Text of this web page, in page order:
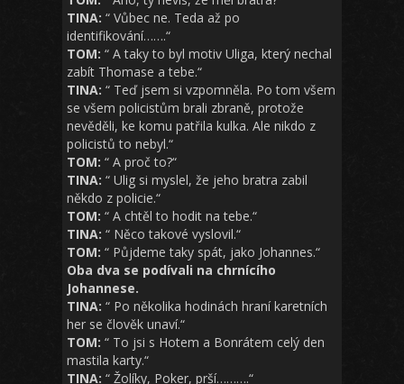
TINA: “ Vůbec ne. Teda až po
identifikování…….“
TOM: “ A taky to byl motiv Uliga, který nechal
zabít Thomase a tebe.“
TINA: “ Teď jsem si vzpomněla. Po tom všem
se všem policistům brali zbraně, protože
nevěděli, ke komu patřila kulka. Ale nikdo z
policistů to nebyl.“
TOM: “ A proč to?“
TINA: “ Ulig si myslel, že jeho bratra zabil
někdo z policie.“
TOM: “ A chtěl to hodit na tebe.“
TINA: “ Něco takové vyslovil.“
TOM: “ Půjdeme taky spát, jako Johannes.“
Oba dva se podívali na chrnícího
Johannese.
TINA: “ Po několika hodinách hraní karetních
her se člověk unaví.“
TOM: “ To jsi s Hotem a Bonrátem celý den
mastila karty.“
TINA: “ Žolíky, Poker, prší……….“